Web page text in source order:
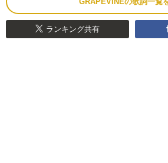
ランキング共有